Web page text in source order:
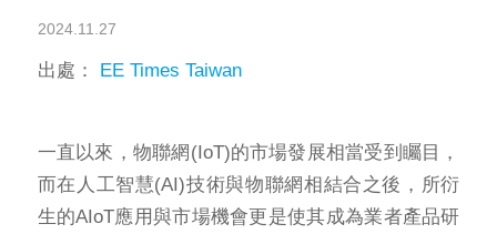
2024.11.27
出處： EE Times Taiwan
一直以來，物聯網(IoT)的市場發展相當受到矚目，
而在人工智慧(AI)技術與物聯網相結合之後，所衍
生的AIoT應用與市場機會更是使其成為業者產品研